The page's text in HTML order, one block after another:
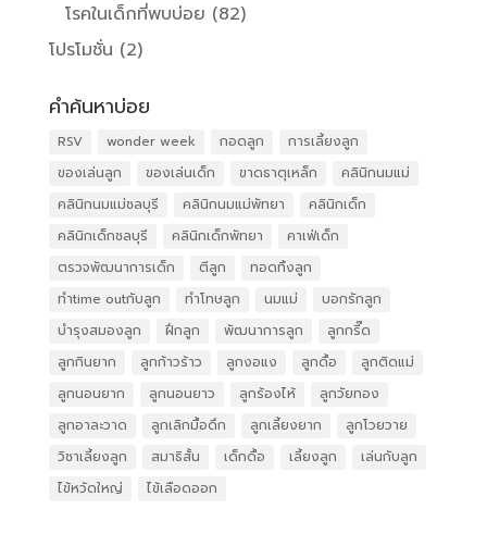
โรคในเด็กที่พบบ่อย (82)
โปรโมชั่น (2)
คำค้นหาบ่อย
RSV wonder week กอดลูก
การเลี้ยงลูก
ของเล่นลูก
ของเล่นเด็ก ขาดธาตุเหล็ก
คลินิกนมแม่
คลินิกนมแม่ชลบุรี
คลินิกนมแม่พัทยา
คลินิกเด็ก
คลินิกเด็กชลบุรี
คลินิกเด็กพัทยา
คาเฟ่เด็ก
ตรวจพัฒนาการเด็ก
ตีลูก
ทอดทิ้งลูก
ทำtime outกับลูก
ทำโทษลูก นมแม่
บอกรักลูก
บำรุงสมองลูก
ฝึกลูก พัฒนาการลูก
ลูกกรี๊ด
ลูกกินยาก
ลูกก้าวร้าว ลูกงอแง ลูกดื้อ
ลูกติดแม่
ลูกนอนยาก
ลูกนอนยาว ลูกร้องไห้
ลูกวัยทอง
ลูกอาละวาด
ลูกเลิกมื้อดึก ลูกเลี้ยงยาก
ลูกโวยวาย
วิชาเลี้ยงลูก
สมาธิสั้น เด็กดื้อ เลี้ยงลูก
เล่นกับลูก
ไข้หวัดใหญ่
ไข้เลือดออก